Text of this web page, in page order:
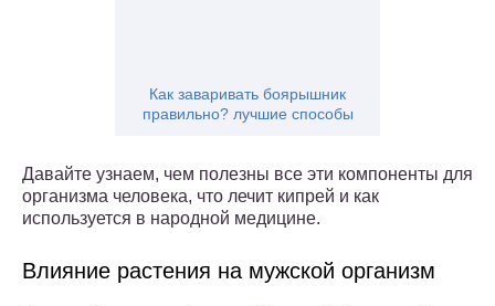
Как заваривать боярышник
правильно? лучшие способы
Давайте узнаем, чем полезны все эти компоненты для
организма человека, что лечит кипрей и как
используется в народной медицине.
Влияние растения на мужской организм